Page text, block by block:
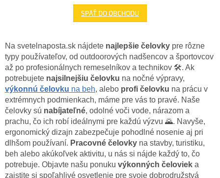
SPÄŤ DO OBCHODU
Na svetelnaposta.sk nájdete najlepšie čelovky pre rôzne
typy používateľov, od outdoorových nadšencov a športovcov
až po profesionálnych remeselníkov a technikov 🛠️. Ak
potrebujete najsilnejšiu čelovku na nočné výpravy,
výkonnú čelovku na beh, alebo profi čelovku na prácu v
extrémnych podmienkach, máme pre vás to pravé. Naše
čelovky sú nabíjateľné, odolné voči vode, nárazom a
prachu, čo ich robí ideálnymi pre každú výzvu 🌄. Navyše,
ergonomický dizajn zabezpečuje pohodlné nosenie aj pri
dlhšom používaní. Pracovné čelovky na stavby, turistiku,
beh alebo akúkoľvek aktivitu, u nás si nájde každý to, čo
potrebuje. Objavte našu ponuku výkonných čeloviek a
zaistite si spoľahlivé osvetlenie pre svoje dobrodružstvá